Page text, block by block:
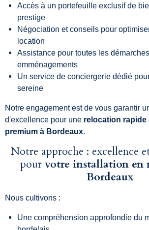
Accès à un portefeuille exclusif de
prestige
Négociation et conseils pour
location
Assistance pour toutes les
emménagements
Un service de conciergerie dédié
sereine
Notre engagement est de vous garantir
d'excellence pour une relocation rapide
premium à Bordeaux.
Notre approche : excellence
pour votre installation en
Bordeaux
Nous cultivons :
Une compréhension approfondie du